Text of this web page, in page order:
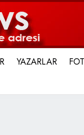
YAZARLAR